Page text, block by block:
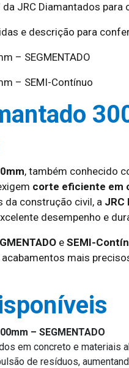
JRC Diamantados
e descrição para
– SEGMENTADO
– SEMI-Contínuo
, também conhecido
corte eficiente em
da construção civil, a JRC
desempenho e
e SEMI-
mais
– SEGMENTADO
em concreto e
de resíduos,